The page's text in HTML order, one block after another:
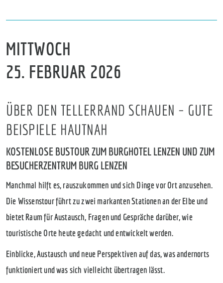
MITTWOCH
25. FEBRUAR 2026
ÜBER DEN TELLERRAND SCHAUEN – GUTE
BEISPIELE HAUTNAH
KOSTENLOSE BUSTOUR ZUM BURGHOTEL LENZEN UND ZUM
BESUCHERZENTRUM BURG LENZEN
Manchmal hilft es, rauszukommen und sich Dinge vor Ort anzusehen.
Die Wissenstour führt zu zwei markanten Stationen an der Elbe und
bietet Raum für Austausch, Fragen und Gespräche darüber, wie
touristische Orte heute gedacht und entwickelt werden.
Einblicke, Austausch und neue Perspektiven auf das, was andernorts
funktioniert und was sich vielleicht übertragen lässt.